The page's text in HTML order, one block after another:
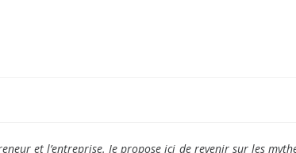
et l’entreprise. Je propose ici de revenir sur les